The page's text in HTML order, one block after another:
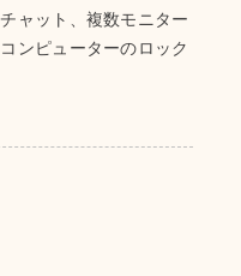
ャット、複数モニター
ンピューターのロック